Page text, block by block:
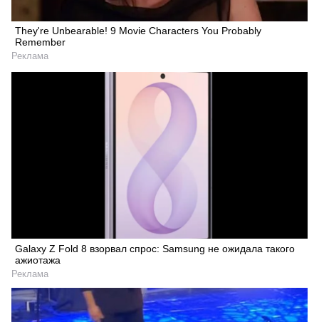
They're Unbearable! 9 Movie Characters You Probably
Remember
Реклама
Galaxy Z Fold 8 взорвал спрос: Samsung не ожидала такого
ажиотажа
Реклама